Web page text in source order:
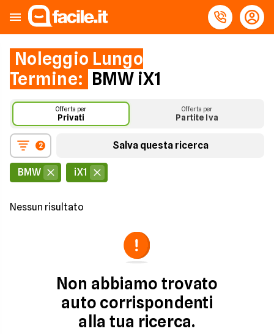
Noleggio Lungo
Termine: BMW iX1
Offerta per
Privati
Offerta per
Partite Iva
2 Salva questa ricerca
BMW iX1
Nessun risultato
Non abbiamo trovato
auto corrispondenti
alla tua ricerca.